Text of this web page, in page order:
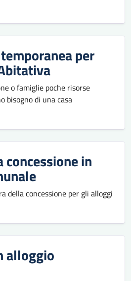
per
o famiglie poche risorse
bisogno di una casa
in
della concessione per gli alloggi
alloggio